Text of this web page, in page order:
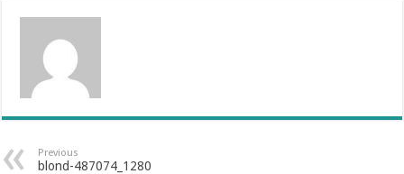
Previous
blond-487074_1280